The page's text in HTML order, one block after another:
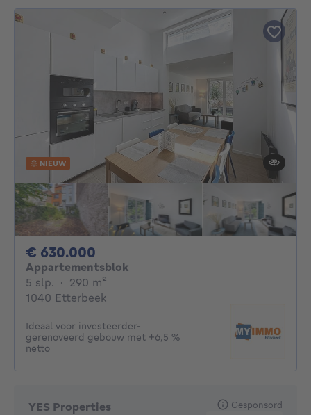
NIEUW
€ 630.000
Appartementsblok
5 slp. 5 slaapkamers
· 290 m²
1040 Etterbeek
Ideaal voor investeerder-
gerenoveerd gebouw met +6,5 %
netto
YES Properties Gesponsord